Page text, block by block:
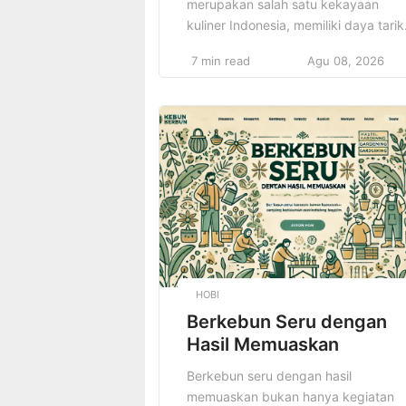
merupakan salah satu kekayaan
kuliner Indonesia, memiliki daya tarik
lokal. Jajanan pasar merupakan
budaya dan cita rasa Indonesia yang
sudah ada sejak zaman dahulu.
jajanan pasar tidak hanya
rasa yang khas, tetapi juga
pengalaman unik bagi siapa saja
mencicipinya. […]
7 min read Agu 08, 2026
HOBI
Berkebun Seru dengan
Hasil Memuaskan
Berkebun seru dengan hasil
memuaskan bukan hanya kegiatan